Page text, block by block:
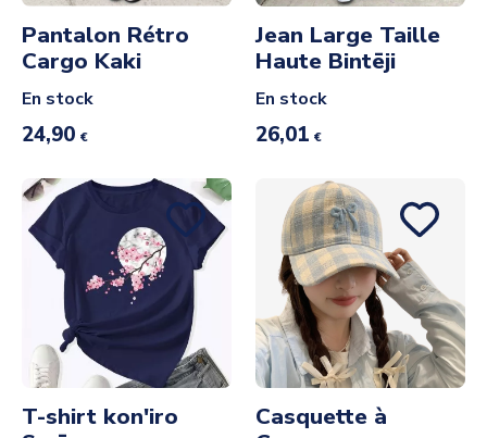
Pantalon Rétro
Cargo Kaki
En stock
24,90 €
Jean Large Taille
Haute Bintēji
En stock
26,01 €
T-shirt kon'iro
Casquette à